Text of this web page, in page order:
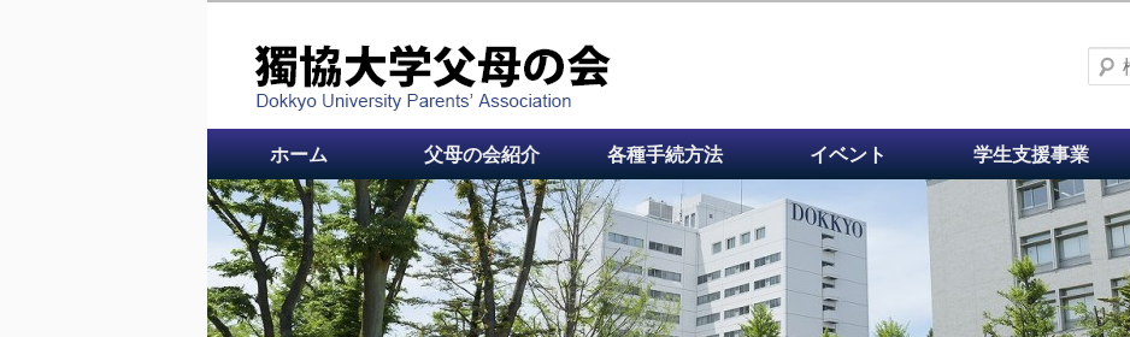
検索
メインメニュー
メインコンテンツへ
移動
ホーム 父母の会紹介 各種手続方法 イベント 学生支援事業